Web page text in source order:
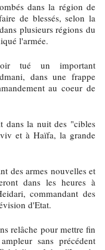
dans la région de
de blessés, selon la
plusieurs régions du
l'armée.
tué un important
dans une frappe
au coeur de
dans la nuit des "cibles
et à Haïfa, la grande
des armes nouvelles et
dans les heures à
commandant des
d'Etat.
relâche pour mettre fin
sans précédent